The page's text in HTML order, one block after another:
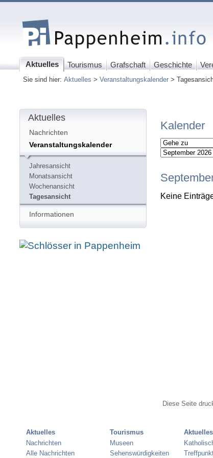
Aktuelles Tourismus Grafschaft Geschichte
Sie sind hier:Aktuelles >Veranstaltungskalender >
Aktuelles
Nachrichten
Veranstaltungskalender
Jahresansicht
Monatsansicht
Wochenansicht
Tagesansicht
Informationen
Kalender
Keine
Diese Seite
Aktuelles
Nachrichten
Alle Nachrichten
Tourismus
Museen
Sehenswürdigkeiten
Aktuelles